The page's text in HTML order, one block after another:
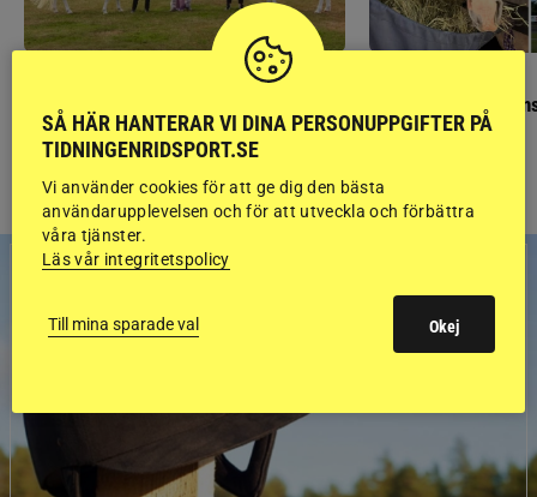
Finaldag med jubileumsutställning Så gick det på
SÅ HÄR HANTERAR VI DINA PERSONUPPGIFTER PÅ
TIDNINGENRIDSPORT.SE
Vi använder cookies för att ge dig den bästa
användarupplevelsen och för att utveckla och förbättra
våra tjänster.
Läs vår integritetspolicy
Till mina sparade val Okej